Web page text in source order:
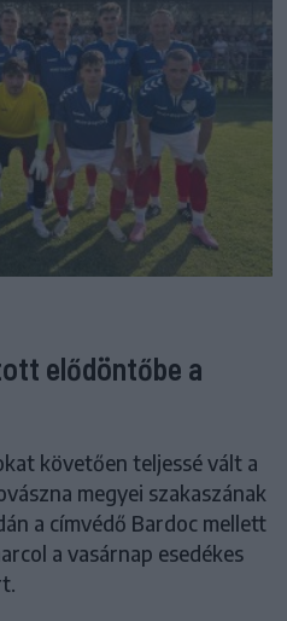
elődöntőbe a
követően teljessé vált a
megyei szakaszának
a címvédő Bardoc mellett
a vasárnap esedékes